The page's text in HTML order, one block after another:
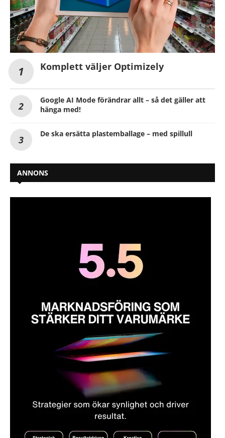
Komplett väljer Optimizely
Google AI Mode förändrar allt – så det gäller att
hänga med!
De ska ersätta plastemballage – med spillull
ANNONS